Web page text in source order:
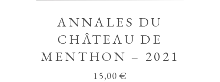
ANNALES DU
CHÂTEAU DE
MENTHON – 2021
15,00€